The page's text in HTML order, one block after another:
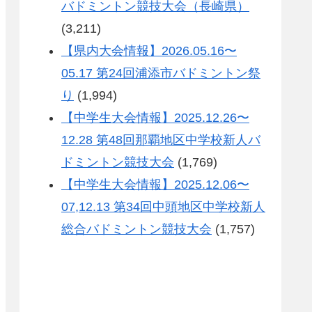
バドミントン競技大会（長崎県）
(3,211)
【県内大会情報】2026.05.16〜
05.17 第24回浦添市バドミントン祭
り (1,994)
【中学生大会情報】2025.12.26〜
12.28 第48回那覇地区中学校新人バ
ドミントン競技大会 (1,769)
【中学生大会情報】2025.12.06〜
07,12.13 第34回中頭地区中学校新人
総合バドミントン競技大会 (1,757)